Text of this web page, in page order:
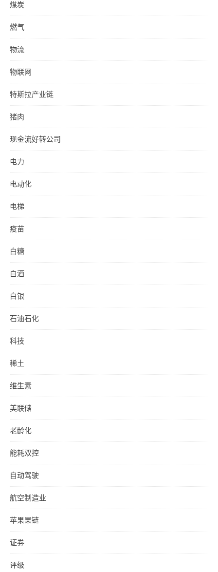
煤炭
燃气
物流
物联网
特斯拉产业链
猪肉
现金流好转公司
电力
电动化
电梯
疫苗
白糖
白酒
白银
石油石化
科技
稀土
维生素
美联储
老龄化
能耗双控
自动驾驶
航空制造业
苹果果链
证券
评级